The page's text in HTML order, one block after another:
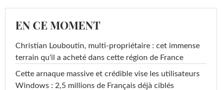
EN CE MOMENT
Christian Louboutin, multi-propriétaire : cet immense
terrain qu'il a acheté dans cette région de France
Cette arnaque massive et crédible vise les utilisateurs
Windows : 2,5 millions de Français déjà ciblés